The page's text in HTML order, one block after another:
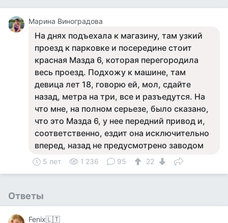
Марина Виноградова
На днях подъехала к магазину, там узкий
проезд к парковке и посередине стоит
красная Мазда 6, которая перегородила
весь проезд. Подхожу к машине, там
девица лет 18, говорю ей, мол, сдайте
назад, метра на три, все и разъедутся. На
что мне, на полном серьезе, было сказано,
что это Мазда 6, у нее передний привод и,
соответственно, ездит она исключительно
вперед, назад не предусмотрено заводом
5 лет 1 236 95 22
Ответы
Fenix🇱🇹